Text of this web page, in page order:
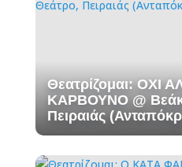
Θεατρίζομαι: ΟΧΙ
ΚΑΡΒΟΥΝΟ @
Πειραιάς